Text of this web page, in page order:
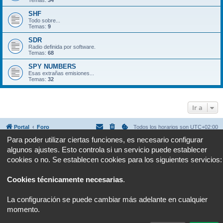
SHF
Todo sobre...
Temas: 9
SDR
Radio definida por software.
Temas: 68
SPY NUMBERS
Esas extrañas emisiones...
Temas: 32
Ir a
Portal Foro Todos los horarios son UTC+02:00
® Forum Software © phpBB Limited
Traducción al español porphpBB España
Privacidad|Condiciones
Para poder utilizar ciertas funciones, es necesario configurar
algunos ajustes. Esto controla si un servicio puede establecer
cookies o no. Se establecen cookies para los siguientes servicios:
Cookies técnicamente necesarias.
La configuración se puede cambiar más adelante en cualquier
momento.